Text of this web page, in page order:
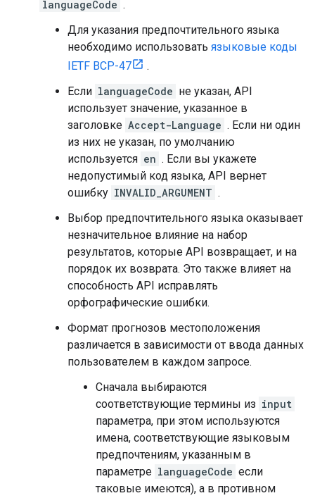
languageCode .
Для указания предпочтительного языка
необходимо использовать языковые коды
IETF BCP-47
.
Если languageCode не указан, API
использует значение, указанное в
заголовке Accept-Language . Если ни один
из них не указан, по умолчанию
используется en . Если вы укажете
недопустимый код языка, API вернет
ошибку INVALID_ARGUMENT .
Выбор предпочтительного языка оказывает
незначительное влияние на набор
результатов, которые API возвращает, и на
порядок их возврата. Это также влияет на
способность API исправлять
орфографические ошибки.
Формат прогнозов местоположения
различается в зависимости от ввода данных
пользователем в каждом запросе.
Сначала выбираются
соответствующие термины из input
параметра, при этом используются
имена, соответствующие языковым
предпочтениям, указанным в
параметре languageCode если
таковые имеются), а в противном